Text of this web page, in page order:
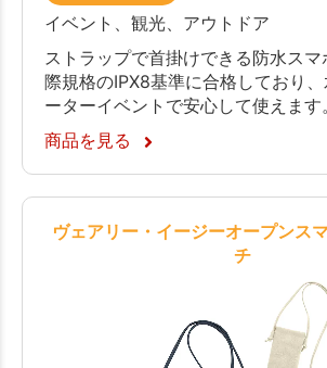
イベント、観光、アウトドア
ストラップで首掛けできる防水ス
際規格のIPX8基準に合格しており
ーターイベントで安心して使えます。
商品を見る
ヴェアリー・イージーオープンス
チ